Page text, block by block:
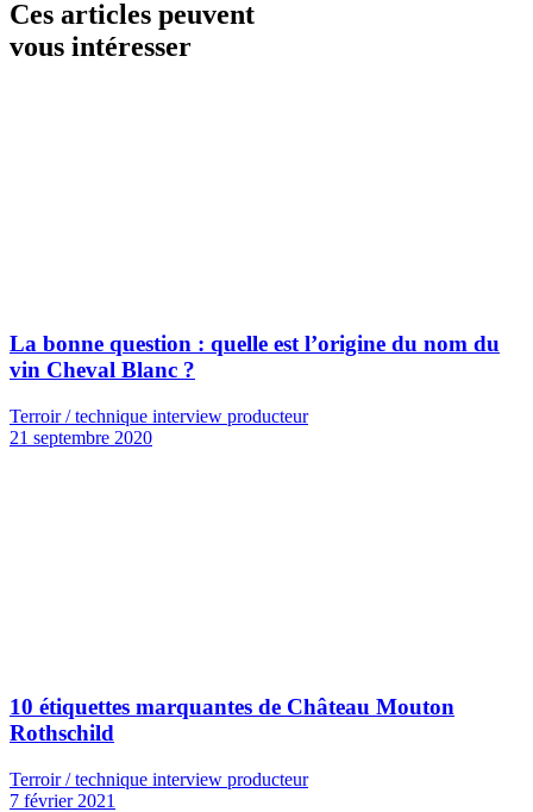
Ces articles peuvent
vous intéresser
La bonne question : quelle est l’origine du nom du
vin Cheval Blanc ?
Terroir / technique interview producteur
21 septembre 2020
10 étiquettes marquantes de Château Mouton
Rothschild
Terroir / technique interview producteur
7 février 2021